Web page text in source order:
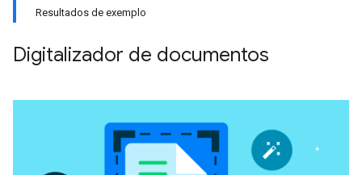
Resultados de exemplo
Digitalizador de documentos